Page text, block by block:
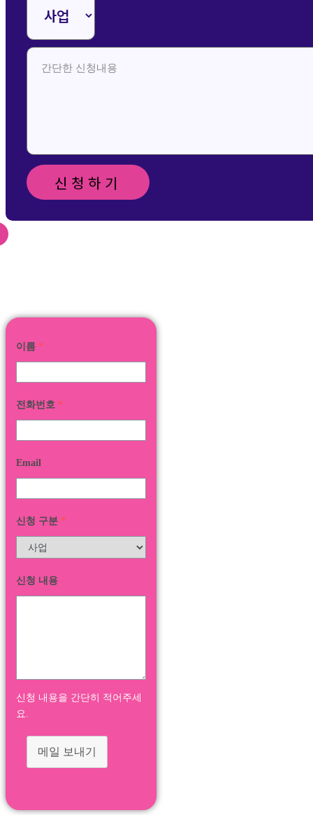
신청하기
이름 *
전화번호 *
Email
신청 구분 *
신청 내용
신청 내용을 간단히 적어주세
요.
메일 보내기